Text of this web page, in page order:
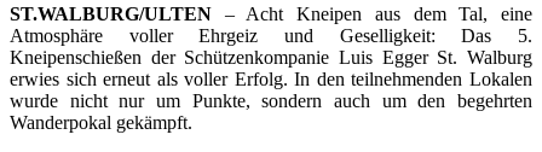
ST.WALBURG/ULTEN – Acht Kneipen aus dem Tal, eine
Atmosphäre voller Ehrgeiz und Geselligkeit: Das 5.
Kneipenschießen der Schützenkompanie Luis Egger St. Walburg
erwies sich erneut als voller Erfolg. In den teilnehmenden Lokalen
wurde nicht nur um Punkte, sondern auch um den begehrten
Wanderpokal gekämpft.